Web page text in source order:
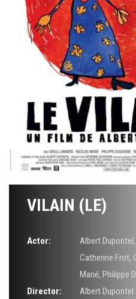
VILAIN (LE)
Actor: Albert Dupontel,
Catherine Frot,
Marié, Philippe
Director:
Albert Dupontel